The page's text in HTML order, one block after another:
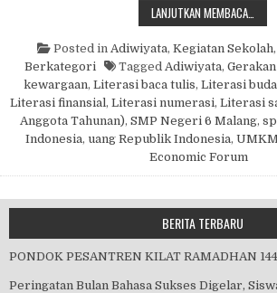
LANJUTKAN MEMBACA…
Posted in Adiwiyata, Kegiatan Sekolah,
Berkategori
Tagged Adiwiyata,
kewargaan, Literasi baca tulis, Literasi
Literasi finansial , Literasi numerasi, Literasi
Anggota Tahunan), SMP Negeri 6 Malang,
Indonesia, uang Republik Indonesia,
Economic Forum
BERITA TERBARU
PONDOK PESANTREN KILAT RAMADHAN
Peringatan Bulan Bahasa Sukses Digelar,